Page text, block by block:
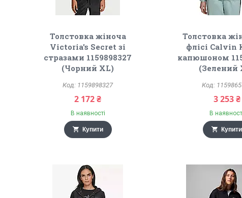
Толстовка жіноча
Victoria's Secret зі
стразами 1159898327
(Чорний XL)
1159898327
2 172 ₴
В наявності
Купити
Толстовка
флісі Calvin
капюшоном
(Зелений
3 253 ₴
В
Купити